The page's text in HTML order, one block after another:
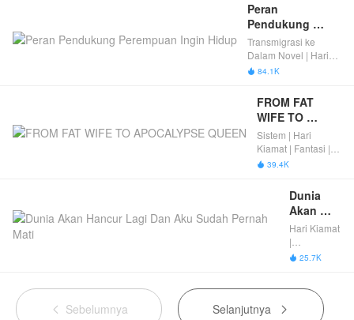
Peran
Pendukung
Perempuan Ingin
Hidup
Transmigrasi ke
Dalam Novel | Hari
Kiamat | Antagonis |
 84.1K
FROM FAT
WIFE TO
APOCALYPSE
QUEEN
Sistem | Hari
Kiamat | Fantasi |
Tamat
 39.4K
Dunia
Akan
Hancur
Lagi Dan
Aku
Pernah
Hari Kiamat
|
Reinkarnasi
Ruang
 25.7K
 Sebelumnya Selanjutnya 